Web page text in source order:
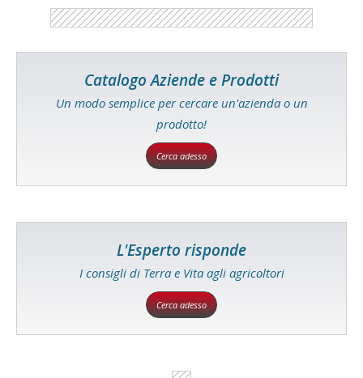
Catalogo Aziende e Prodotti
Un modo semplice per cercare un'azienda o un
prodotto!
Cerca adesso
L'Esperto risponde
I consigli di Terra e Vita agli agricoltori
Cerca adesso